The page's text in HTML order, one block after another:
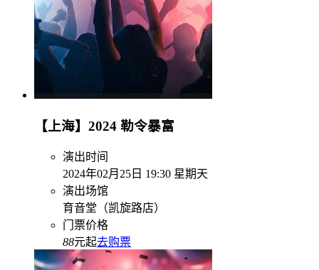
【上海】2024 勒令暴富
演出时间
2024年02月25日 19:30 星期天
演出场馆
育音堂（凯旋路店）
门票价格
88元起去购票